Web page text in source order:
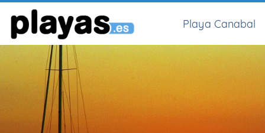
Playa Canabal